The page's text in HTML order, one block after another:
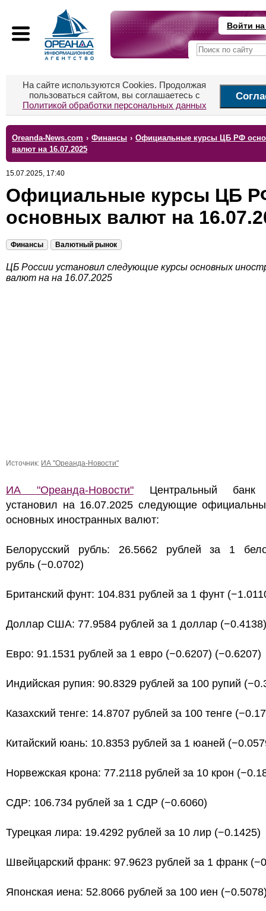
Войти
На сайте используются Cookies. Продолжая
пользоваться сайтом, вы соглашаетесь с
Политикой обработки персональных данных
Oreanda-News.com › Финансы › Официальные курсы ЦБ РФ
валют на 16.07.2025
15.07.2025, 17:40
Официальные курсы ЦБ
основных валют на
Финансы Валютный рынок
ЦБ России установил следующие курсы основных
валют на на 16.07.2025
Источник: ИА "Ореанда-Новости"
ИА "Ореанда-Новости"Центральный банк
установил на 16.07.2025 следующие
основных иностранных валют:
Белорусский рубль: 26.5662 рублей за 1
рубль (−0.0702)
Британский фунт: 104.831 рублей за 1 фунт
Доллар США: 77.9584 рублей за 1 доллар (−0.4138)
Евро: 91.1531 рублей за 1 евро (−0.6207) (−0.6207)
Индийская рупия: 90.8329 рублей за 100 рупий
Казахский тенге: 14.8707 рублей за 100 тенге
Китайский юань: 10.8353 рублей за 1 юаней
Норвежская крона: 77.2118 рублей за 10 крон
СДР: 106.734 рублей за 1 СДР (−0.6060)
Турецкая лира: 19.4292 рублей за 10 лир (−0.1425)
Швейцарский франк: 97.9623 рублей за 1 франк
Японская иена: 52.8066 рублей за 100 иен